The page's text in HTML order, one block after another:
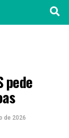
pede
de 2026